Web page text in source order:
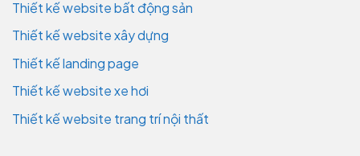
Thiết kế website bất động sản
Thiết kế website xây dựng
Thiết kế landing page
Thiết kế website xe hơi
Thiết kế website trang trí nội thất